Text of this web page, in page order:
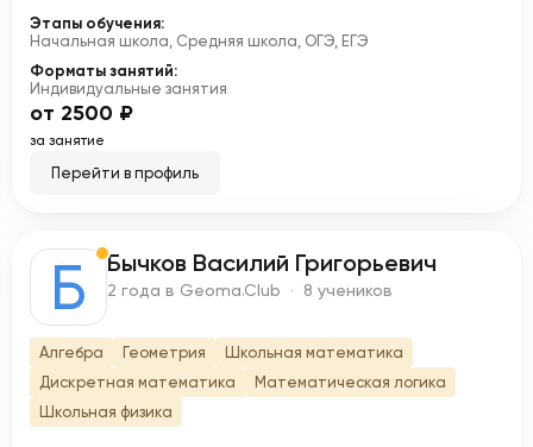
Этапы обучения:
Начальная школа, Средняя школа, ОГЭ, ЕГЭ
Форматы занятий:
Индивидуальные занятия
от 2500 ₽
за занятие
Перейти в профиль
Б Бычков Василий Григорьевич
2 года в Geoma.Club · 8 учеников
Алгебра Геометрия
Школьная математика
Дискретная математика
Математическая логика
Школьная физика